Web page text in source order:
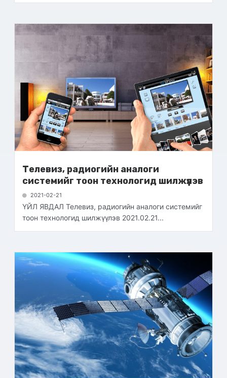
Телевиз, радиогийн аналоги
системийг тоон технологид шилжүүлэв
2021-02-21
ҮЙЛ ЯВДАЛ Телевиз, радиогийн аналоги системийг
тоон технологид шилжүүлэв 2021.02.21...